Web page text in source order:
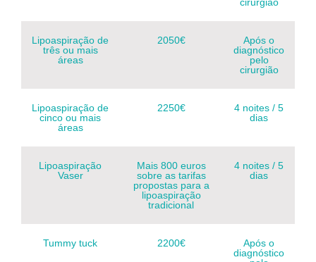
Lipoaspiração de
três ou mais
áreas
2050€
Após o
diagnóstico
pelo
cirurgião
Lipoaspiração de
cinco ou mais
áreas
2250€
4 noites / 5
dias
Lipoaspiração
Vaser
Mais 800 euros
sobre as tarifas
propostas para a
lipoaspiração
tradicional
4 noites / 5
dias
Tummy tuck 2200€
Após o
diagnóstico